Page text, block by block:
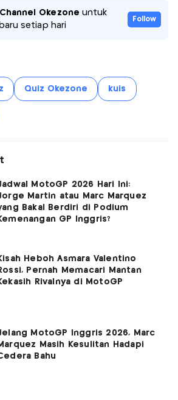
Okezone untuk
setiap hari
Follow
Quiz Okezone kuis
MotoGP 2026 Hari Ini:
Martin atau Marc Marquez
Bakal Berdiri di Podium
GP Inggris?
Heboh Asmara Valentino
Pernah Memacari Mantan
Rivalnya di MotoGP
MotoGP Inggris 2026, Marc
Masih Kesulitan Hadapi
Bahu